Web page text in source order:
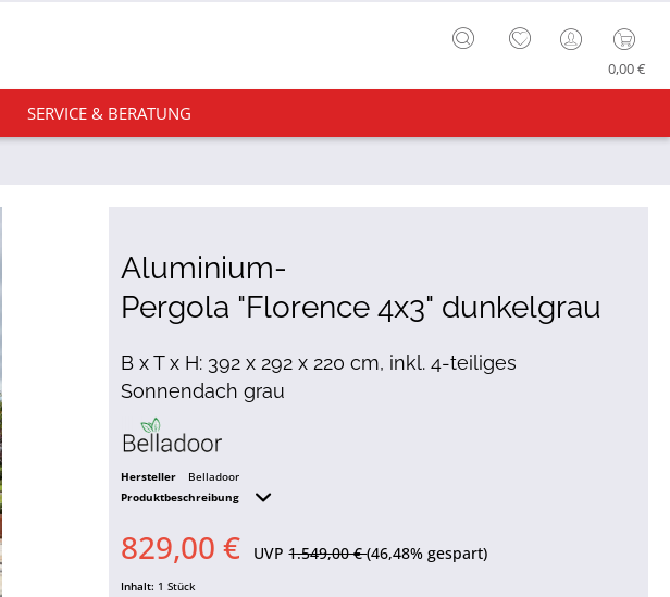
0,00 €
SERVICE & BERATUNG
Aluminium-
Pergola "Florence 4x3" dunkelgrau
B x T x H: 392 x 292 x 220 cm, inkl. 4-teiliges
Sonnendach grau
Hersteller
Belladoor
Produktbeschreibung
829,00 € UVP1.549,00 €(46,48% gespart)
Inhalt: 1 Stück